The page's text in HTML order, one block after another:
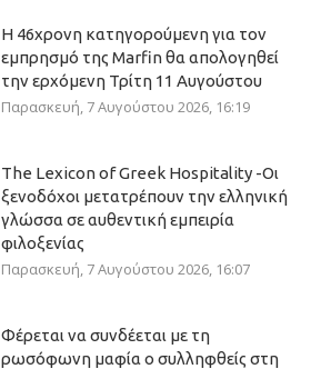
Η 46χρονη κατηγορούμενη για τον
εμπρησμό της Marfin θα απολογηθεί
την ερχόμενη Τρίτη 11 Αυγούστου
Παρασκευή, 7 Αυγούστου 2026, 16:19
The Lexicon of Greek Hospitality -Οι
ξενοδόχοι μετατρέπουν την ελληνική
γλώσσα σε αυθεντική εμπειρία
φιλοξενίας
Παρασκευή, 7 Αυγούστου 2026, 16:07
Φέρεται να συνδέεται με τη
ρωσόφωνη μαφία ο συλληφθείς στη